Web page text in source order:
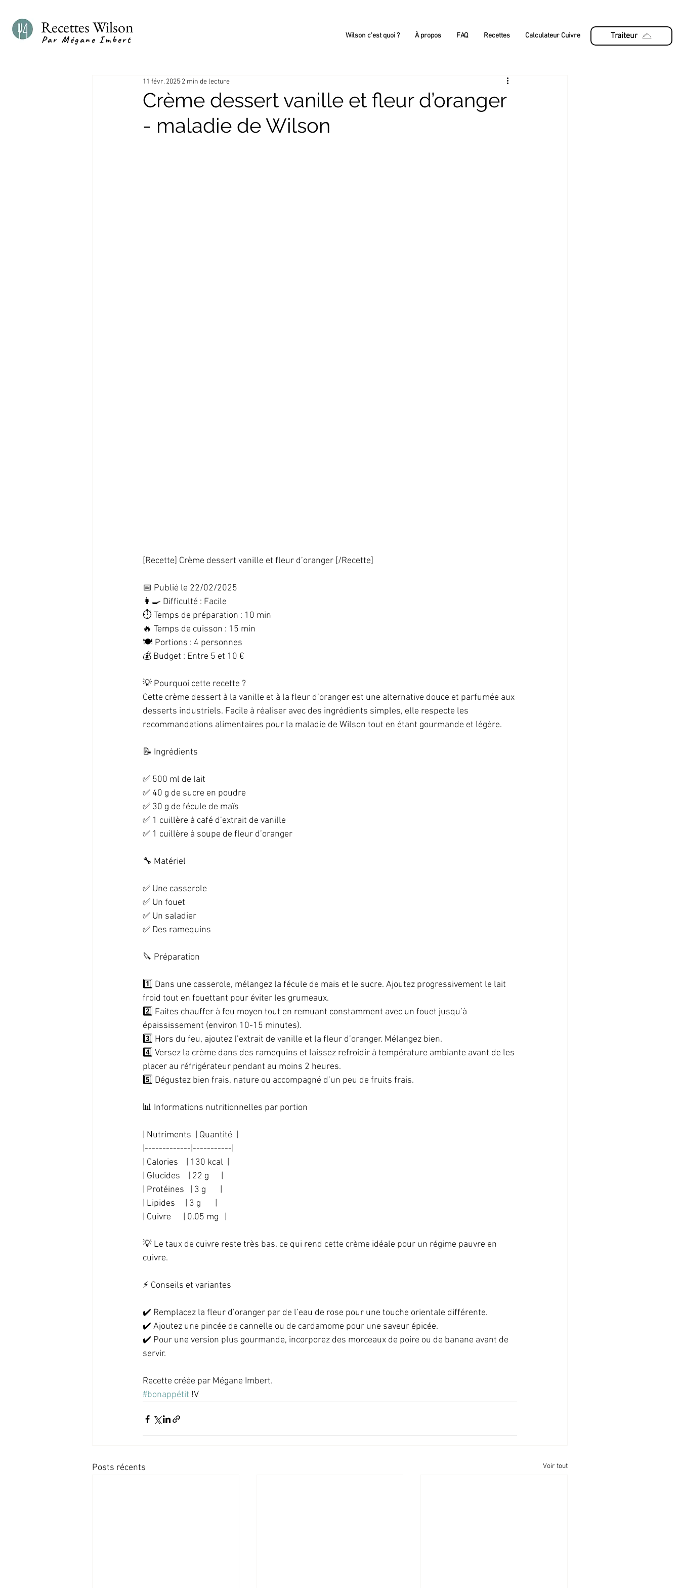
Recettes Wilson
Par Mégane Imbert Wilson c'est quoi ? À propos FAQ Recettes Calculateur Cuivre Traiteur
Crème dessert vanille et fleur d’oranger
- maladie de Wilson
11 févr. 2025 2 min de lecture
[Recette] Crème dessert vanille et fleur d’oranger [/Recette]
📅 Publié le 22/02/2025
👩‍🍳 Difficulté : Facile
⏱️ Temps de préparation : 10 min
🔥 Temps de cuisson : 15 min
🍽️ Portions : 4 personnes
💰 Budget : Entre 5 et 10 €
💡 Pourquoi cette recette ?
Cette crème dessert à la vanille et à la fleur d’oranger est une alternative douce et parfumée aux
desserts industriels. Facile à réaliser avec des ingrédients simples, elle respecte les
recommandations alimentaires pour la maladie de Wilson tout en étant gourmande et légère.
📝 Ingrédients
✅ 500 ml de lait
✅ 40 g de sucre en poudre
✅ 30 g de fécule de maïs
✅ 1 cuillère à café d’extrait de vanille
✅ 1 cuillère à soupe de fleur d’oranger
🔧 Matériel
✅ Une casserole
✅ Un fouet
✅ Un saladier
✅ Des ramequins
🔪 Préparation
1️⃣ Dans une casserole, mélangez la fécule de maïs et le sucre. Ajoutez progressivement le lait
froid tout en fouettant pour éviter les grumeaux.
2️⃣ Faites chauffer à feu moyen tout en remuant constamment avec un fouet jusqu’à
épaississement (environ 10-15 minutes).
3️⃣ Hors du feu, ajoutez l’extrait de vanille et la fleur d’oranger. Mélangez bien.
4️⃣ Versez la crème dans des ramequins et laissez refroidir à température ambiante avant de les
placer au réfrigérateur pendant au moins 2 heures.
5️⃣ Dégustez bien frais, nature ou accompagné d’un peu de fruits frais.
📊 Informations nutritionnelles par portion
| Nutriments  | Quantité  |
|-------------|-----------|
| Calories    | 130 kcal  |
| Glucides    | 22 g      |
| Protéines   | 3 g       |
| Lipides     | 3 g       |
| Cuivre      | 0.05 mg   |
💡 Le taux de cuivre reste très bas, ce qui rend cette crème idéale pour un régime pauvre en
cuivre.
⚡ Conseils et variantes
✔️ Remplacez la fleur d’oranger par de l’eau de rose pour une touche orientale différente.
✔️ Ajoutez une pincée de cannelle ou de cardamome pour une saveur épicée.
✔️ Pour une version plus gourmande, incorporez des morceaux de poire ou de banane avant de
servir.
Recette créée par Mégane Imbert.
#bonappétit !V
Posts récents Voir tout